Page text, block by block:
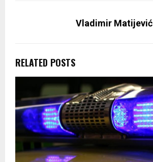
Vladimir Matijević
RELATED POSTS